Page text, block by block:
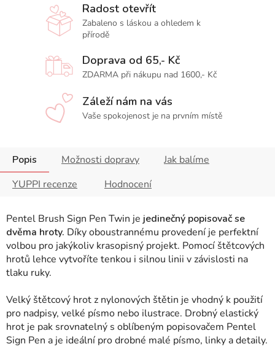
Radost otevřít
Zabaleno s láskou a ohledem k
přírodě
Doprava od 65,- Kč
ZDARMA při nákupu nad 1600,- Kč
Záleží nám na vás
Vaše spokojenost je na prvním místě
Popis Možnosti dopravy
Jak balíme
YUPPI recenze
Hodnocení
Pentel Brush Sign Pen Twin je jedinečný popisovač se
dvěma hroty. Díky oboustrannému provedení je perfektní
volbou pro jakýkoliv krasopisný projekt. Pomocí štětcových
hrotů lehce vytvoříte tenkou i silnou linii v závislosti na
tlaku ruky.
Velký štětcový hrot z nylonových štětin je vhodný k použití
pro nadpisy, velké písmo nebo ilustrace. Drobný elastický
hrot je pak srovnatelný s oblíbeným popisovačem Pentel
Sign Pen a je ideální pro drobné malé písmo, linky a detaily.